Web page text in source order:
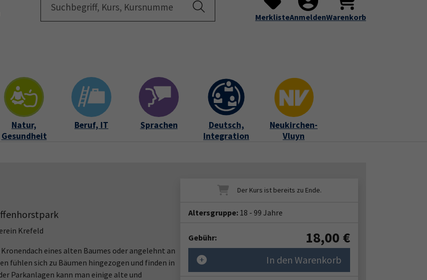
Startseite Submenu for "Programm"
Über uns Submenu for "Über uns"
Service Submenu for
MerklisteAnmeldenWarenkorb
Natur,
Gesundheit
Beruf, IT Sprachen
Deutsch,
Integration
Neukirchen-
Vluyn
Krefeld
eines alten Baumes oder angelehnt an
fühlen sich zu Bäumen hingezogen und finden in
Parkanlagen kann man einige alte und
Altersgruppe: 18 - 99 Jahre
Gebühr: 18,00 €
In den Warenkorb